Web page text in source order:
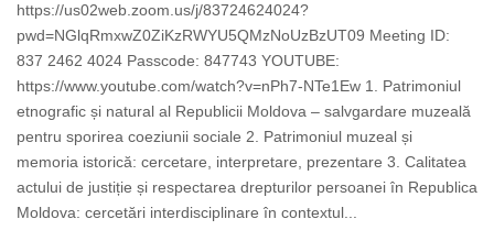
https://us02web.zoom.us/j/83724624024?
pwd=NGlqRmxwZ0ZiKzRWYU5QMzNoUzBzUT09 Meeting ID:
837 2462 4024 Passcode: 847743 YOUTUBE:
https://www.youtube.com/watch?v=nPh7-NTe1Ew 1. Patrimoniul
etnografic și natural al Republicii Moldova – salvgardare muzeală
pentru sporirea coeziunii sociale 2. Patrimoniul muzeal și
memoria istorică: cercetare, interpretare, prezentare 3. Calitatea
actului de justiție și respectarea drepturilor persoanei în Republica
Moldova: cercetări interdisciplinare în contextul...